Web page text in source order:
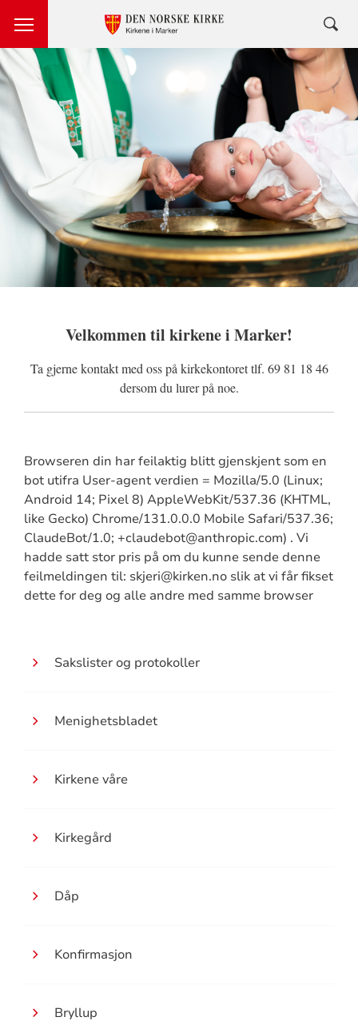
Velkommen til kirkene i Marker!
Ta gjerne kontakt med oss på kirkekontoret tlf. 69 81 18 46
dersom du lurer på noe.
Browseren din har feilaktig blitt gjenskjent som en
bot utifra User-agent verdien = Mozilla/5.0 (Linux;
Android 14; Pixel 8) AppleWebKit/537.36 (KHTML,
like Gecko) Chrome/131.0.0.0 Mobile Safari/537.36;
ClaudeBot/1.0; +claudebot@anthropic.com) . Vi
hadde satt stor pris på om du kunne sende denne
feilmeldingen til: skjeri@kirken.no slik at vi får fikset
dette for deg og alle andre med samme browser
Sakslister og protokoller
Menighetsbladet
Kirkene våre
Kirkegård
Dåp
Konfirmasjon
Bryllup